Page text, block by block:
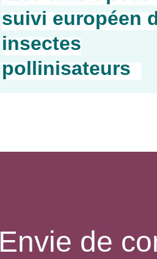
suivi européen
insectes
pollinisateurs
Envie de